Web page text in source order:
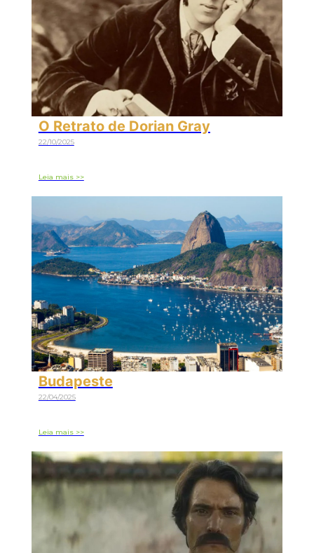
O Retrato de Dorian Gray
22/10/2025
Leia mais >>
Budapeste
22/04/2025
Leia mais >>